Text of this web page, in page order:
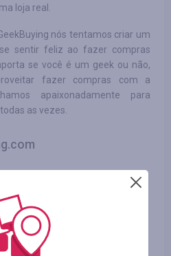
loja real.
nós tentamos criar um
sentir feliz ao fazer compras
se você é um geek ou não,
fazer compras com a
apaixonadamente para
as vezes.